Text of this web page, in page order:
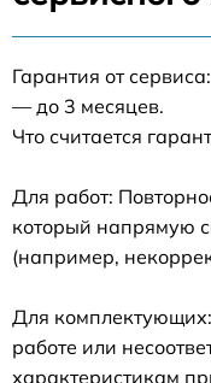
Гарантия от
— до 3 месяцев.
Что считается
Для работ:
который напрямую
(например,
Для
работе или
характеристикам